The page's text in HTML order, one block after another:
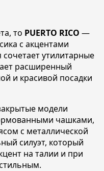
то PUERTO RICO —
с акцентами
утилитарные
расширенный
и красивой посадки
модели
чашками,
с металлической
силуэт, который
на талии и при